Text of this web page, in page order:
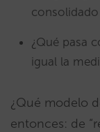
¿Qué pasa
igual la
¿Qué modelo
entonces: de